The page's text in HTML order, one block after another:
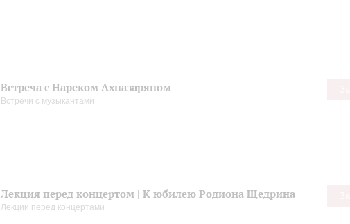
Встреча с Нареком Ахназаряном
Встречи с музыкантами
Лекция перед концертом | К юбилею Родиона Щедрина
Лекции перед концертами